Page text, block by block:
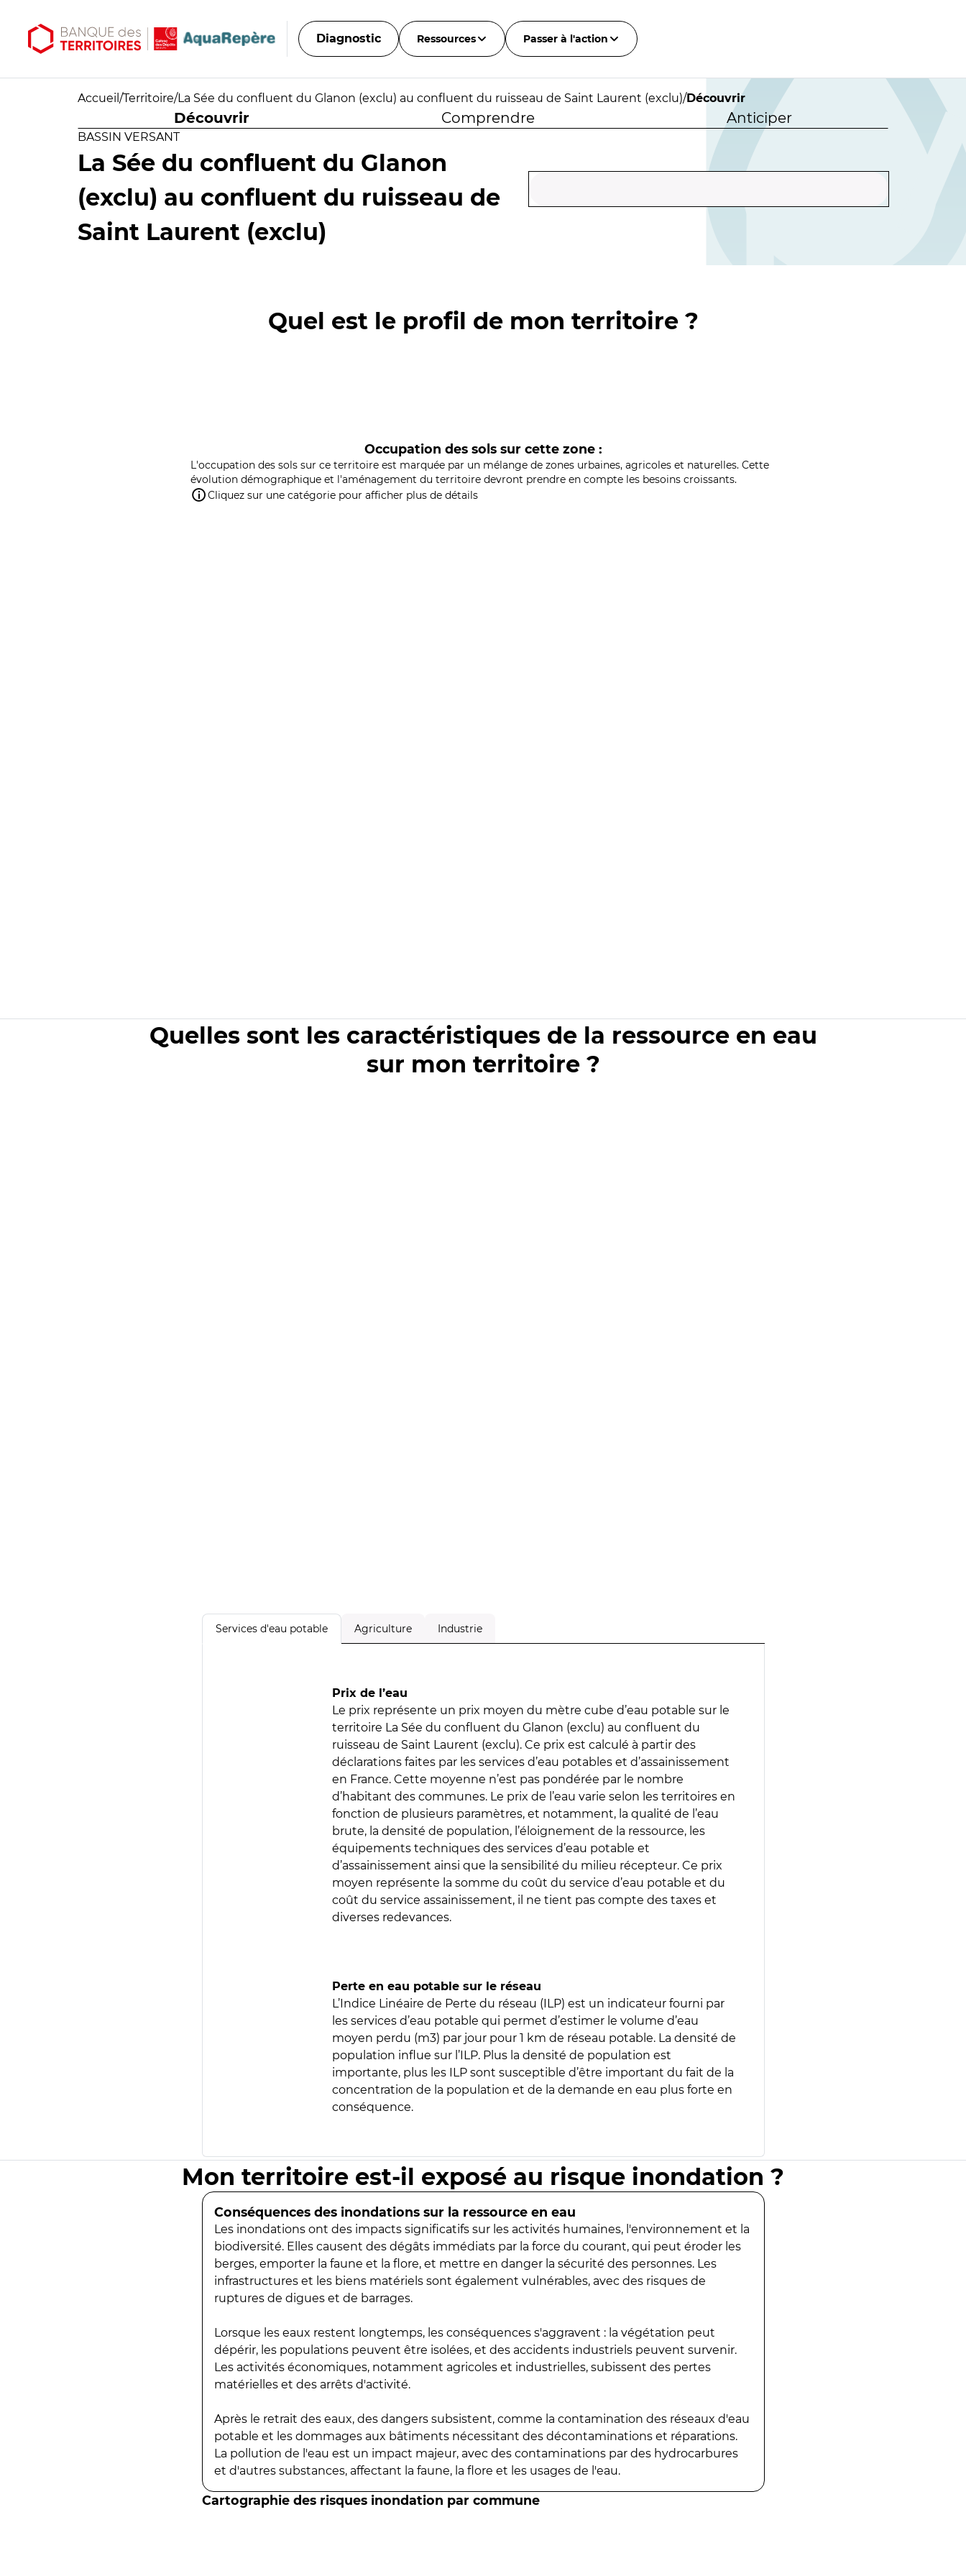
Diagnostic Ressources Passer à l'action
Accueil /Territoire/La Sée du confluent du Glanon (exclu) au confluent du ruisseau de Saint Laurent (exclu)/Découvrir
Découvrir Comprendre Anticiper
BASSIN VERSANT
La Sée du confluent du Glanon
(exclu) au confluent du ruisseau de
Saint Laurent (exclu)
Quel est le profil de mon territoire ?
Occupation des sols sur cette zone :
L'occupation des sols sur ce territoire est marquée par un mélange de zones urbaines, agricoles et naturelles. Cette
évolution démographique et l'aménagement du territoire devront prendre en compte les besoins croissants.
Cliquez sur une catégorie pour afficher plus de détails
Quelles sont les caractéristiques de la ressource en eau
sur mon territoire ?
Services d'eau potable Agriculture Industrie
Prix de l’eau
Le prix représente un prix moyen du mètre cube d’eau potable sur le
territoire La Sée du confluent du Glanon (exclu) au confluent du
ruisseau de Saint Laurent (exclu). Ce prix est calculé à partir des
déclarations faites par les services d’eau potables et d’assainissement
en France. Cette moyenne n’est pas pondérée par le nombre
d’habitant des communes. Le prix de l’eau varie selon les territoires en
fonction de plusieurs paramètres, et notamment, la qualité de l’eau
brute, la densité de population, l’éloignement de la ressource, les
équipements techniques des services d’eau potable et
d’assainissement ainsi que la sensibilité du milieu récepteur. Ce prix
moyen représente la somme du coût du service d’eau potable et du
coût du service assainissement, il ne tient pas compte des taxes et
diverses redevances.
Perte en eau potable sur le réseau
L’Indice Linéaire de Perte du réseau (ILP) est un indicateur fourni par
les services d’eau potable qui permet d’estimer le volume d’eau
moyen perdu (m3) par jour pour 1 km de réseau potable. La densité de
population influe sur l’ILP. Plus la densité de population est
importante, plus les ILP sont susceptible d’être important du fait de la
concentration de la population et de la demande en eau plus forte en
conséquence.
Mon territoire est-il exposé au risque inondation ?
Conséquences des inondations sur la ressource en eau
Les inondations ont des impacts significatifs sur les activités humaines, l'environnement et la
biodiversité. Elles causent des dégâts immédiats par la force du courant, qui peut éroder les
berges, emporter la faune et la flore, et mettre en danger la sécurité des personnes. Les
infrastructures et les biens matériels sont également vulnérables, avec des risques de
ruptures de digues et de barrages.
Lorsque les eaux restent longtemps, les conséquences s'aggravent : la végétation peut
dépérir, les populations peuvent être isolées, et des accidents industriels peuvent survenir.
Les activités économiques, notamment agricoles et industrielles, subissent des pertes
matérielles et des arrêts d'activité.
Après le retrait des eaux, des dangers subsistent, comme la contamination des réseaux d'eau
potable et les dommages aux bâtiments nécessitant des décontaminations et réparations.
La pollution de l'eau est un impact majeur, avec des contaminations par des hydrocarbures
et d'autres substances, affectant la faune, la flore et les usages de l'eau.
Cartographie des risques inondation par commune